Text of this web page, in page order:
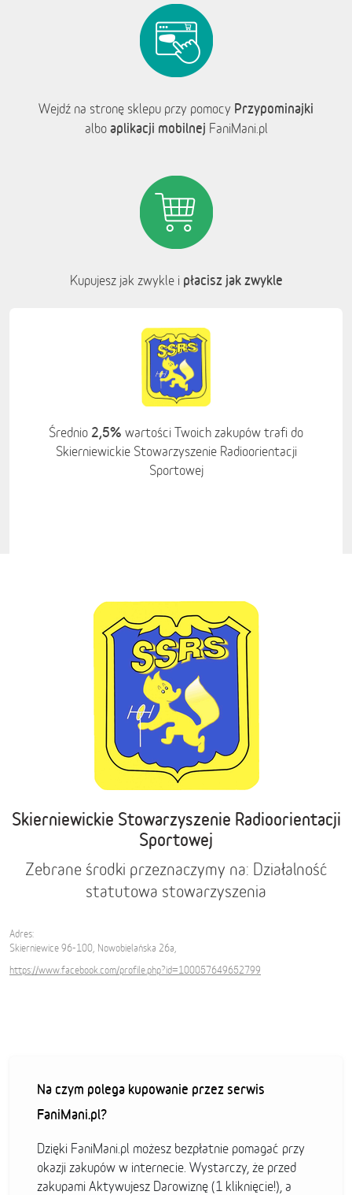
Wejdź na stronę sklepu przy pomocy Przypominajki
albo aplikacji mobilnej FaniMani.pl
Kupujesz jak zwykle i płacisz jak zwykle
Średnio 2,5% wartości Twoich zakupów trafi do
Skierniewickie Stowarzyszenie Radioorientacji
Sportowej
Skierniewickie Stowarzyszenie Radioorientacji
Sportowej
Zebrane środki przeznaczymy na: Działalność
statutowa stowarzyszenia
Adres:
Skierniewice 96-100, Nowobielańska 26a,
https://www.facebook.com/profile.php?id=100057649652799
Na czym polega kupowanie przez serwis
FaniMani.pl?
Dzięki FaniMani.pl możesz bezpłatnie pomagać przy
okazji zakupów w internecie. Wystarczy, że przed
zakupami Aktywujesz Darowiznę (1 kliknięcie!), a